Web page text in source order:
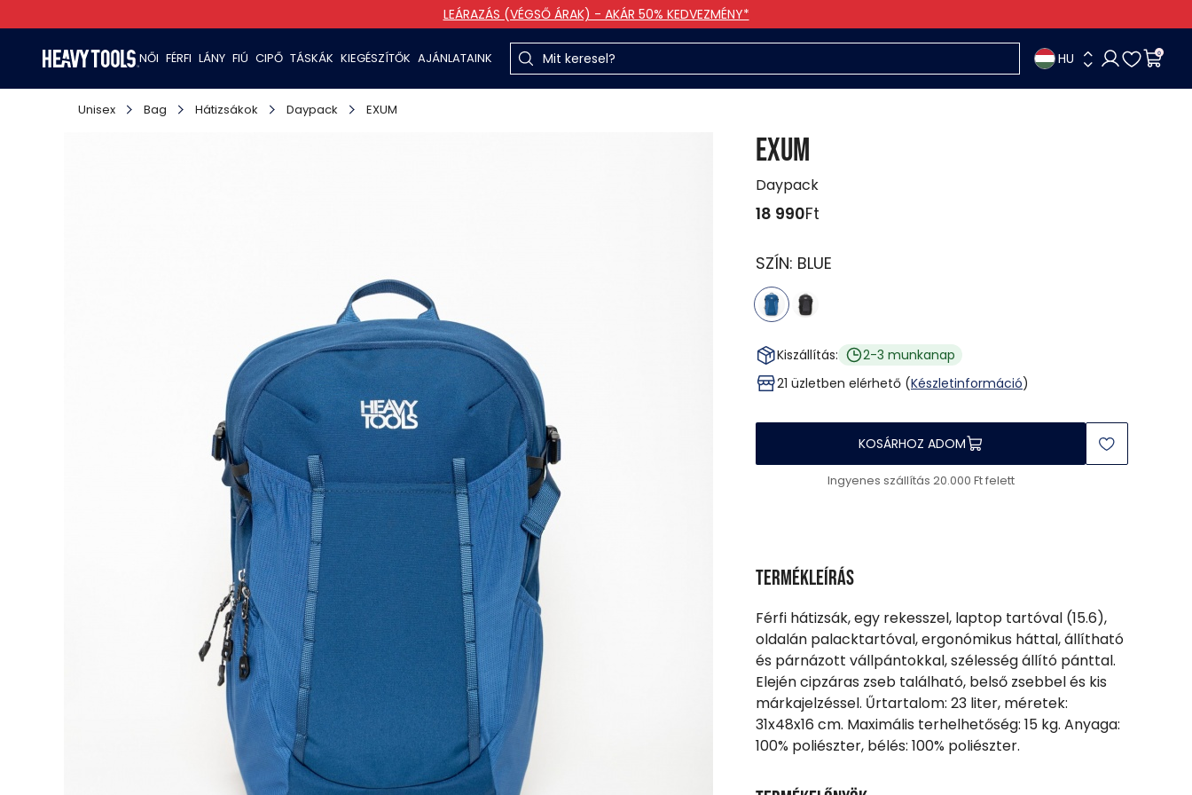
LEÁRAZÁS (VÉGSŐ ÁRAK) - AKÁR 50% KEDVEZMÉNY*
NŐI FÉRFI LÁNY FIÚ CIPŐ TÁSKÁK KIEGÉSZÍTŐK AJÁNLATAINK HU 0
Unisex Bag Hátizsákok Daypack EXUM
EXUM
Daypack
18 990Ft
SZÍN: BLUE
Kiszállítás:
2-3 munkanap
21 üzletben elérhető (Készletinformáció)
KOSÁRHOZ ADOM
Ingyenes szállítás 20.000 Ft felett
Termékleírás
Férfi hátizsák, egy rekesszel, laptop tartóval (15.6),
oldalán palacktartóval, ergonómikus háttal, állítható
és párnázott vállpántokkal, szélesség állító pánttal.
Elején cipzáras zseb található, belső zsebbel és kis
márkajelzéssel. Űrtartalom: 23 liter, méretek:
31x48x16 cm. Maximális terhelhetőség: 15 kg. Anyaga:
100% poliészter, bélés: 100% poliészter.